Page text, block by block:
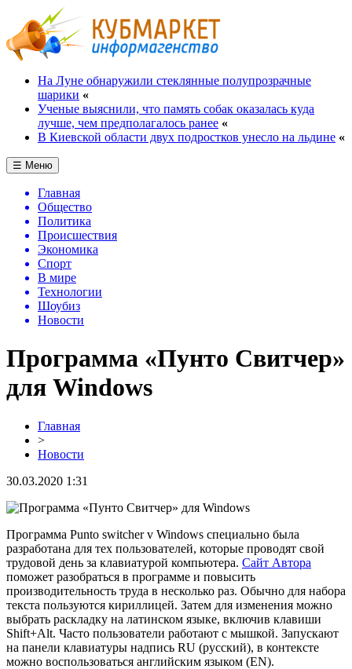
На Луне обнаружили стеклянные полупрозрачные
шарики «
Ученые выяснили, что память собак оказалась куда
лучше, чем предполагалось ранее «
В Киевской области двух подростков унесло на льдине «
☰ Меню
Главная
Общество
Политика
Происшествия
Экономика
Спорт
В мире
Технологии
Шоубиз
Новости
Программа «Пунто Свитчер»
для Windows
Главная
>
Новости
30.03.2020 1:31
Программа Punto switcher v Windows специально была
разработана для тех пользователей, которые проводят свой
трудовой день за клавиатурой компьютера. Сайт Автора
поможет разобраться в программе и повысить
производительность труда в несколько раз. Обычно для набора
текста пользуются кириллицей. Затем для изменения можно
выбрать раскладку на латинском языке, включив клавиши
Shift+Alt. Часто пользователи работают с мышкой. Запускают
на панели клавиатуры надпись RU (русский), в контексте
можно воспользоваться английским языком (EN).